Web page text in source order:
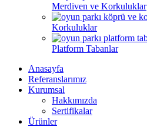
Merdiven ve Korkuluklar
Korkuluklar
Platform Tabanlar
Anasayfa
Referanslarımız
Kurumsal
Hakkımızda
Sertifikalar
Ürünler